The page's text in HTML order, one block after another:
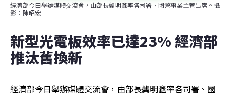
經濟部今日舉辦媒體交流會，由部長龔明鑫率各司署、國營事業主管出席。攝
影：陳昭宏
新型光電板效率已達23% 經濟部
推汰舊換新
經濟部今日舉辦媒體交流會，由部長龔明鑫率各司署、國